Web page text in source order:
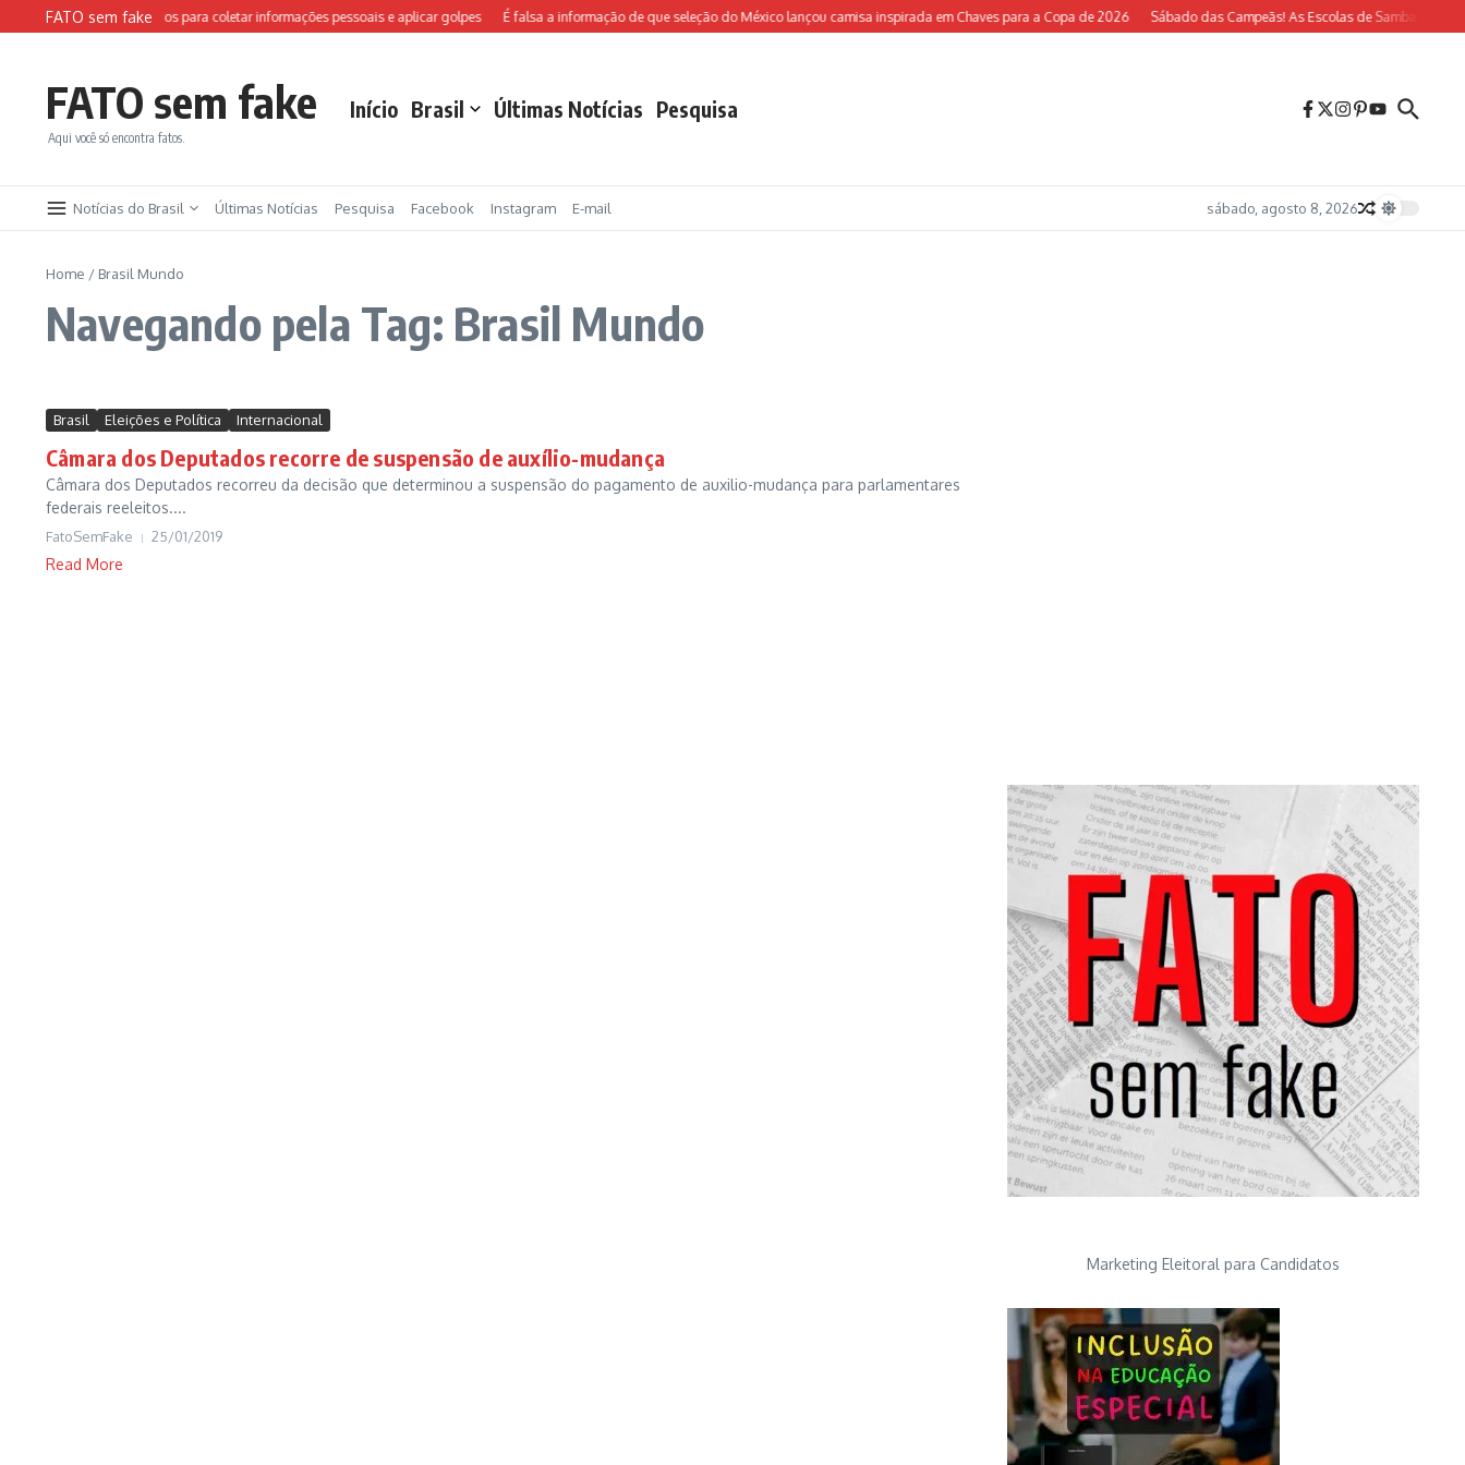
Ir para o conteúdo
FATO sem fake
falsos da FIFA são usados para coletar informações pessoais e aplicar golpes É falsa a informação de que seleção do México lançou camisa inspirada em Chaves para a Copa de 2026 Sábado das Campeãs! As Escolas de Samba do Rio
FATO sem fake
Aqui você só encontra fatos.
Início Brasil Últimas Notícias Pesquisa
Notícias do Brasil Últimas Notícias Pesquisa Facebook Instagram E-mail sábado, agosto 8, 2026
Home / Brasil Mundo
Navegando pela Tag: Brasil Mundo
Brasil Eleições e Política Internacional
Câmara dos Deputados recorre de suspensão de auxílio-mudança
Câmara dos Deputados recorreu da decisão que determinou a suspensão do pagamento de auxilio-mudança para parlamentares
federais reeleitos....
FatoSemFake 25/01/2019
Read More
Marketing Eleitoral para Candidatos